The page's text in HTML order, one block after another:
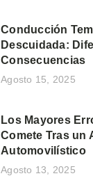
Conducción
Descuidada:
Consecuencias
Agosto 15, 2025
Los Mayores
Comete Tras un
Automovilístico
Agosto 13, 2025